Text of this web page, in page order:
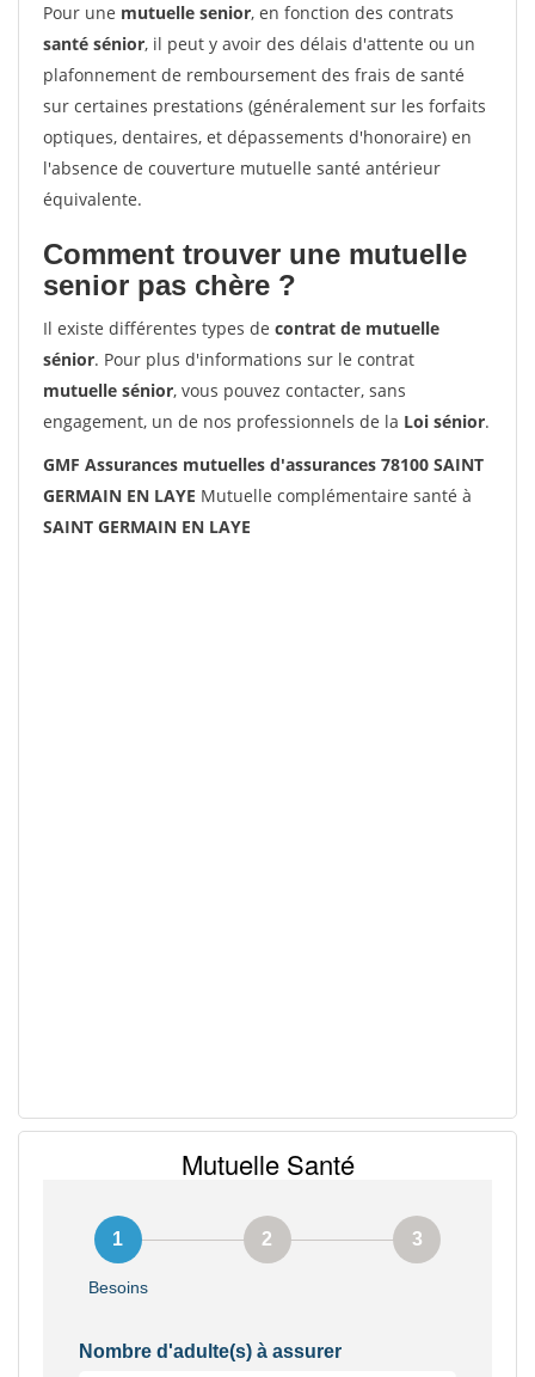
Pour une mutuelle senior, en fonction des contrats
santé sénior, il peut y avoir des délais d'attente ou un
plafonnement de remboursement des frais de santé
sur certaines prestations (généralement sur les forfaits
optiques, dentaires, et dépassements d'honoraire) en
l'absence de couverture mutuelle santé antérieur
équivalente.
Comment trouver une mutuelle
senior pas chère ?
Il existe différentes types de contrat de mutuelle
sénior. Pour plus d'informations sur le contrat
mutuelle sénior, vous pouvez contacter, sans
engagement, un de nos professionnels de la Loi sénior.
GMF Assurances mutuelles d'assurances 78100 SAINT
GERMAIN EN LAYE Mutuelle complémentaire santé à
SAINT GERMAIN EN LAYE